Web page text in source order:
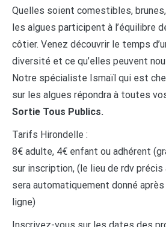
Quelles soient comestibles,
les algues participent à l’équilibre
côtier. Venez découvrir le temps
diversité et ce qu’elles peuvent
Notre spécialiste Ismaïl qui est
sur les algues répondra à toutes
Sortie Tous Publics.
Tarifs Hirondelle :
8€ adulte, 4€ enfant ou adhérent
sur inscription, (le lieu de rdv
sera automatiquement donné
ligne)